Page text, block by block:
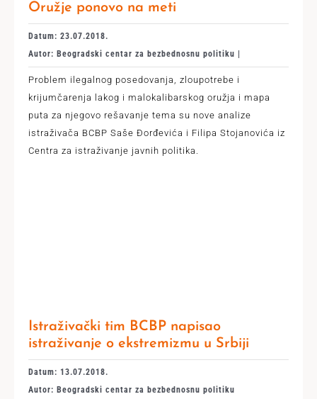
Oružje ponovo na meti
Datum: 23.07.2018.
Autor: Beogradski centar za bezbednosnu politiku |
Problem ilegalnog posedovanja, zloupotrebe i
krijumčarenja lakog i malokalibarskog oružja i mapa
puta za njegovo rešavanje tema su nove analize
istraživača BCBP Saše Đorđevića i Filipa Stojanovića iz
Centra za istraživanje javnih politika.
Istraživački tim BCBP napisao
istraživanje o ekstremizmu u Srbiji
Datum: 13.07.2018.
Autor: Beogradski centar za bezbednosnu politiku